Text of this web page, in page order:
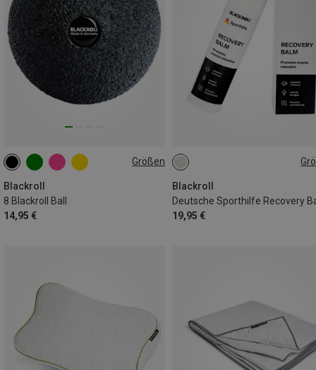
Größen
Blackroll
8 Blackroll Ball
14,95 €
8CM
Blackroll
19,95 €
75ML